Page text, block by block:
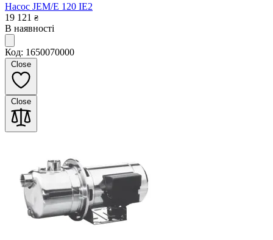
Насос JEM/E 120 IE2
19 121 ₴
В наявності
Код: 1650070000
Close
Close